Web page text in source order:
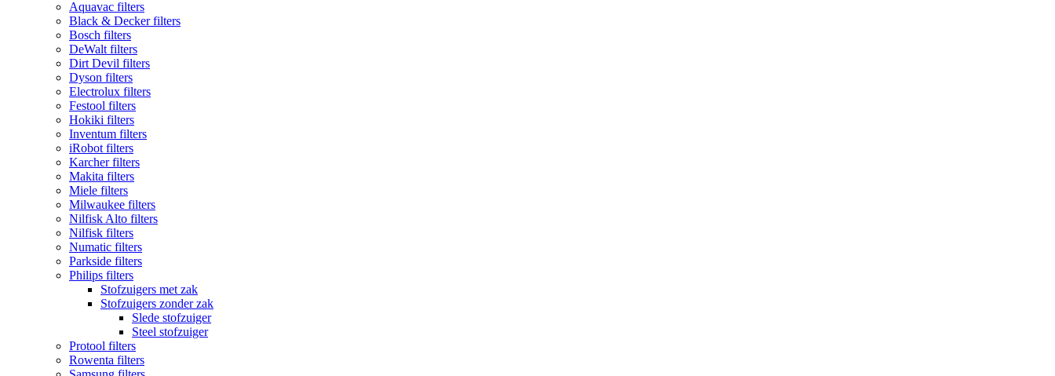
Aquavac filters
Black & Decker filters
Bosch filters
DeWalt filters
Dirt Devil filters
Dyson filters
Electrolux filters
Festool filters
Hokiki filters
Inventum filters
iRobot filters
Karcher filters
Makita filters
Miele filters
Milwaukee filters
Nilfisk Alto filters
Nilfisk filters
Numatic filters
Parkside filters
Philips filters
Stofzuigers met zak
Stofzuigers zonder zak
Slede stofzuiger
Steel stofzuiger
Protool filters
Rowenta filters